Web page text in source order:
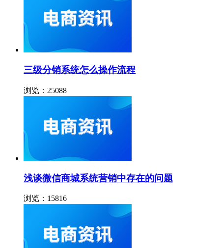
三级分销系统怎么操作流程
浏览：25088
浅谈微信商城系统营销中存在的问题
浏览：15816